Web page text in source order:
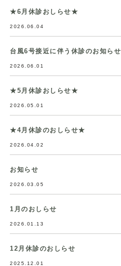
★6月休診おしらせ★
2026.06.04
台風6号接近に伴う休診のお知らせ
2026.06.01
★5月休診おしらせ★
2026.05.01
★4月休診のおしらせ★
2026.04.02
お知らせ
2026.03.05
1月のおしらせ
2026.01.13
12月休診のおしらせ
2025.12.01